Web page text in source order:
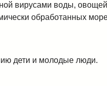
вирусами воды,
обработанных
дети и молодые люди.